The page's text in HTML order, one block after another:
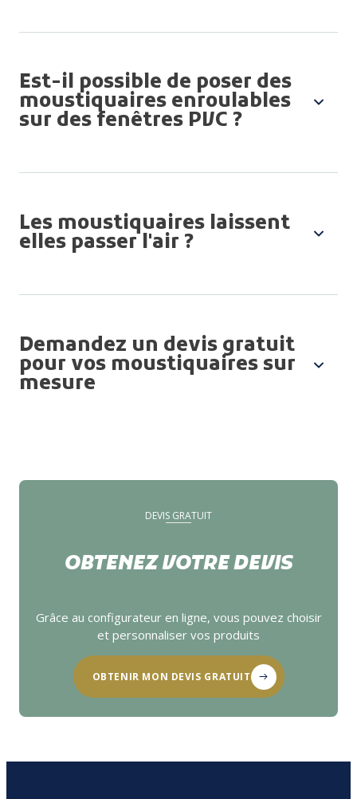
Est-il possible de poser des
moustiquaires enroulables
sur des fenêtres PVC ?
Les moustiquaires laissent
elles passer l'air ?
Demandez un devis gratuit
pour vos moustiquaires sur
mesure
DEVIS GRATUIT
OBTENEZ VOTRE DEVIS
Grâce au configurateur en ligne, vous pouvez choisir
et personnaliser vos produits
OBTENIR MON DEVIS GRATUIT